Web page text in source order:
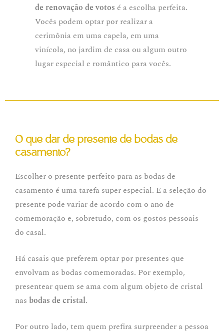
de renovação de votos é a escolha perfeita.
Vocês podem optar por realizar a
cerimônia em uma capela, em uma
vinícola, no jardim de casa ou algum outro
lugar especial e romântico para vocês.
O que dar de presente de bodas de
casamento?
Escolher o presente perfeito para as bodas de
casamento é uma tarefa super especial. E a seleção do
presente pode variar de acordo com o ano de
comemoração e, sobretudo, com os gostos pessoais
do casal.
Há casais que preferem optar por presentes que
envolvam as bodas comemoradas. Por exemplo,
presentear quem se ama com algum objeto de cristal
nas bodas de cristal.
Por outro lado, tem quem prefira surpreender a pessoa